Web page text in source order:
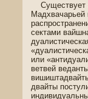
Существует
Мадхвачарьей
сектами
или
ветвей
двайты